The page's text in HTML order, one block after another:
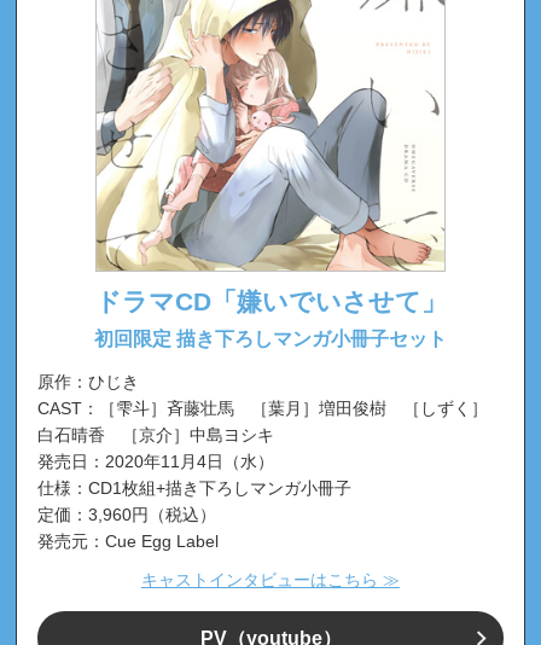
ドラマCD「嫌いでいさせて」
初回限定 描き下ろしマンガ小冊子セット
原作：ひじき
CAST：［雫斗］斉藤壮馬 ［葉月］増田俊樹 ［しずく］
白石晴香 ［京介］中島ヨシキ
発売日：2020年11月4日（水）
仕様：CD1枚組+描き下ろしマンガ小冊子
定価：3,960円（税込）
発売元：Cue Egg Label
キャストインタビューはこちら ≫
PV（youtube）